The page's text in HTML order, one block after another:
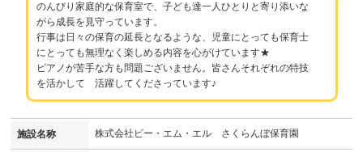
のんびり家庭的な保育室で、子ども達一人ひとりと寄り添いな
がら成長を見守っています。
行事は日々の保育の延長となるような、児童にとっても保育士
にとっても無理なく楽しめる内容を心がけています★
ピアノが苦手な方も問題ございません。皆さんそれぞれの特技
を活かして 活躍してくださっています♪
施設名称 株式会社ビー・エム・エル さくらんぼ保育園